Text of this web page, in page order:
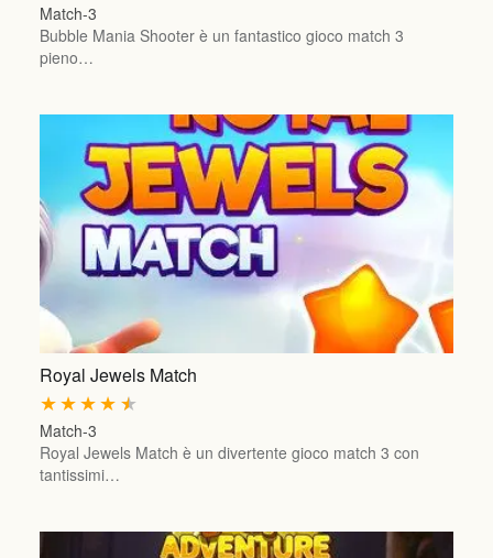
Match-3
Bubble Mania Shooter è un fantastico gioco match 3
pieno…
Royal Jewels Match
★
★
★
★
★
Match-3
Royal Jewels Match è un divertente gioco match 3 con
tantissimi…